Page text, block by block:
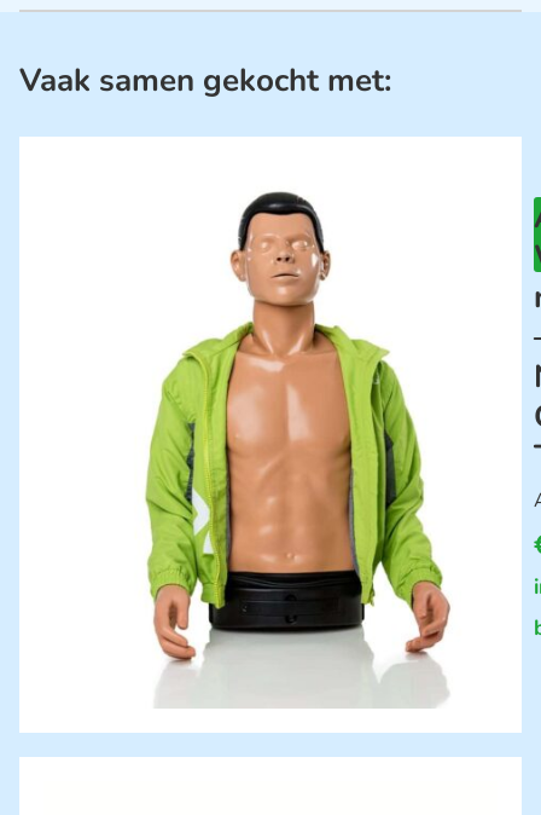
Vaak samen gekocht met: